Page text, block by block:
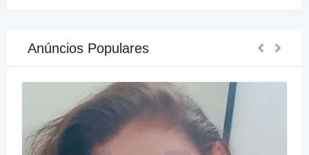
Anúncios Populares